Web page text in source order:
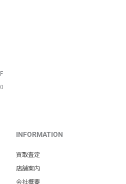
INFORMATION
買取査定
店舗案内
会社概要